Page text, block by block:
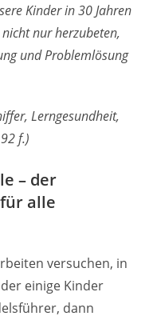
Kinder in 30 Jahren
nur herzubeten,
und Problemlösung
Lerngesundheit,
f.)
– der
alle
versuchen, in
einige Kinder
dann